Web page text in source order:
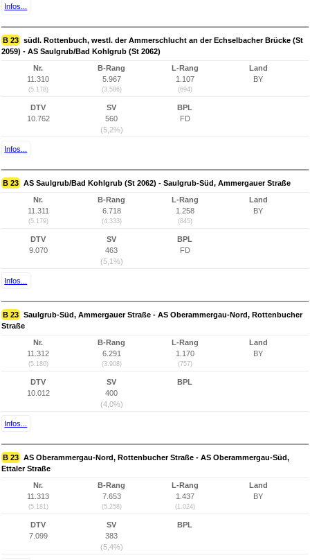
Infos...
B 23 südl. Rottenbuch, westl. der Ammerschlucht an der Echselbacher Brücke (St
2059) - AS Saulgrub/Bad Kohlgrub (St 2062)
Nr.
11.310
(5.178)
B-Rang
5.967
(3.586)
L-Rang
1.107
(694)
Land
BY
DTV
10.762
SV
560
(5,2%)
BPL
FD
Infos...
B 23 AS Saulgrub/Bad Kohlgrub (St 2062) - Saulgrub-Süd, Ammergauer Straße
Nr.
11.311
(5.179)
B-Rang
6.718
(4.333)
L-Rang
1.258
(845)
Land
BY
DTV
9.070
SV
463
(5,1%)
BPL
FD
Infos...
B 23 Saulgrub-Süd, Ammergauer Straße - AS Oberammergau-Nord, Rottenbucher
Straße
Nr.
11.312
(5.180)
B-Rang
6.291
(3.908)
L-Rang
1.170
(757)
Land
BY
DTV
10.012
SV
400
(4,0%)
BPL
Infos...
B 23 AS Oberammergau-Nord, Rottenbucher Straße - AS Oberammergau-Süd,
Ettaler Straße
Nr.
11.313
(5.181)
B-Rang
7.653
(5.258)
L-Rang
1.437
(1.024)
Land
BY
DTV
7.099
SV
383
(5,4%)
BPL